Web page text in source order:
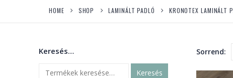
HOME SHOP LAMINÁLT PADLÓ KRONOTEX LAMINÁLT
Sorrend:
Keresés…
Keresés